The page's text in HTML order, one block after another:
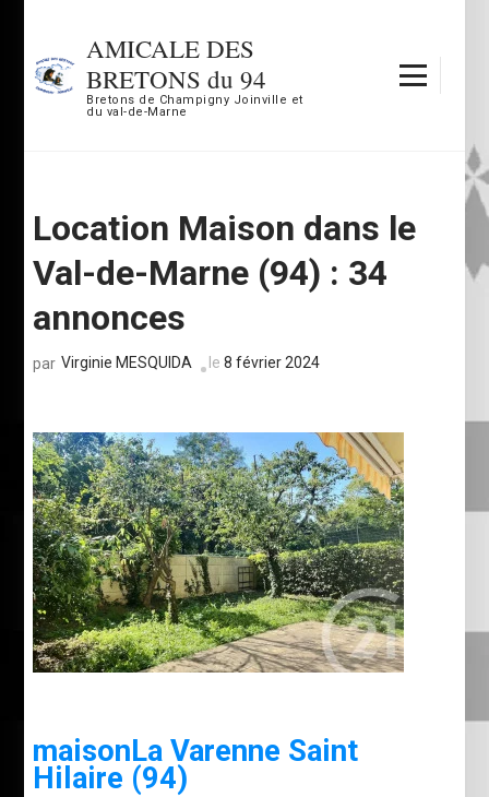
contenu
(Pressez
AMICALE DES
BRETONS du 94
Bretons de Champigny Joinville et
du val-de-Marne
Location Maison dans le
Val-de-Marne (94) : 34
annonces
par Virginie MESQUIDA le8 février 2024
maisonLa Varenne Saint
Hilaire (94)